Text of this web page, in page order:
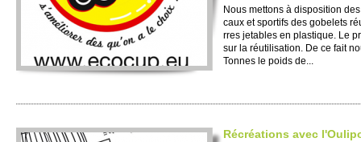
Nous mettons à dispo­si­tion
caux et spo­rtifs des gobe­lets
rres jetables en plastique. Le
sur la réuti­lisation. De ce fait
Tonnes le poids de...
Récréati­ons avec